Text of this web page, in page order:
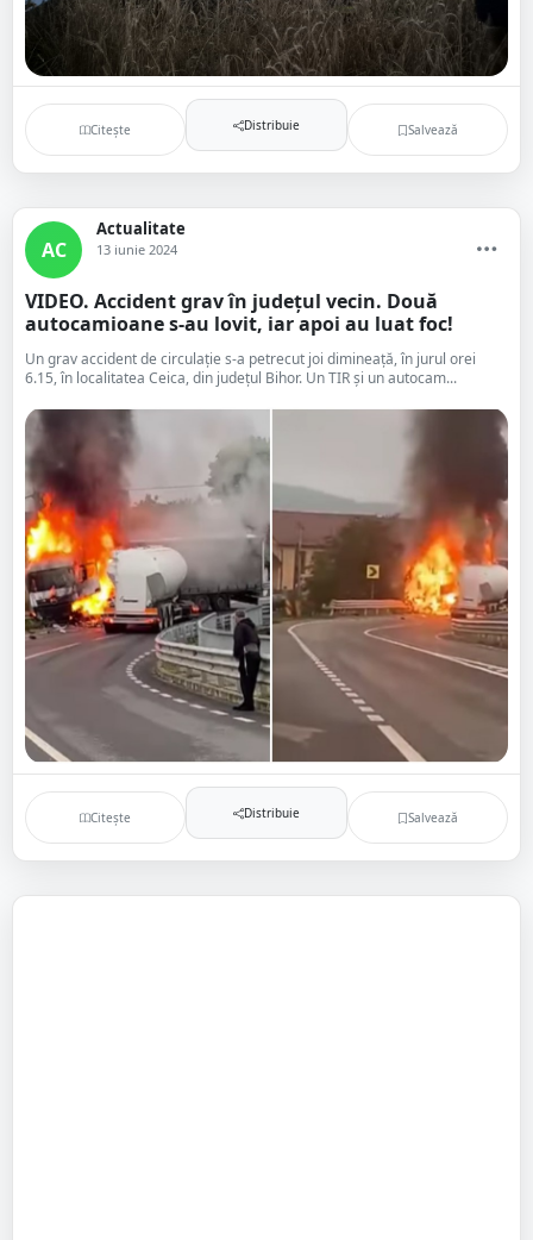
Citește Distribuie Salvează
AC
Actualitate
13 iunie 2024
VIDEO. Accident grav în județul vecin. Două
autocamioane s-au lovit, iar apoi au luat foc!
Un grav accident de circulație s-a petrecut joi dimineață, în jurul orei
6.15, în localitatea Ceica, din județul Bihor. Un TIR și un autocam...
Citește Distribuie Salvează